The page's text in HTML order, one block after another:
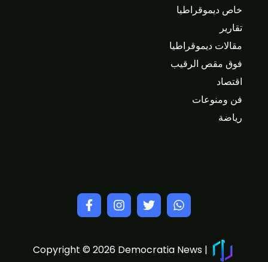
خاص ديموقراطيا
تقارير
مقالات ديموقراطيا
فوق مقص الرقيب
اقتصاد
فن ومنوعات
رياضة